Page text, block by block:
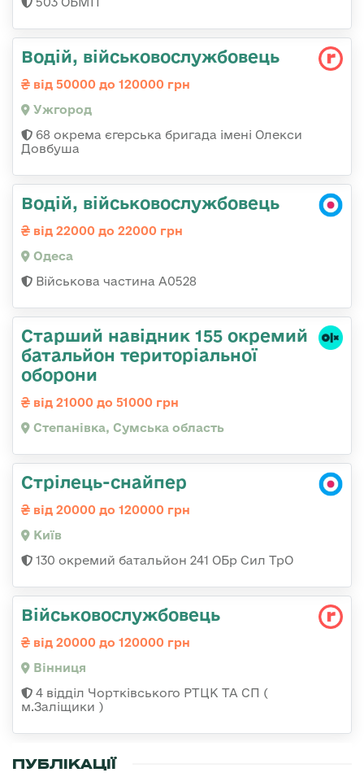
Водій, військовослужбовець
від 50000 до 120000 грн
Ужгород
68 окрема єгерська бригада імені Олекси
Довбуша
Водій, військовослужбовець
від 22000 до 22000 грн
Одеса
Військова частина А0528
Старший навідник 155 окремий
батальйон територіальної
оборони
від 21000 до 51000 грн
Степанівка, Сумська область
Стрілець-снайпер
від 20000 до 120000 грн
Київ
130 окремий батальйон 241 ОБр Сил ТрО
Військовослужбовець
від 20000 до 120000 грн
Вінниця
4 відділ Чортківського РТЦК ТА СП (
м.Заліщики )
ПУБЛІКАЦІЇ